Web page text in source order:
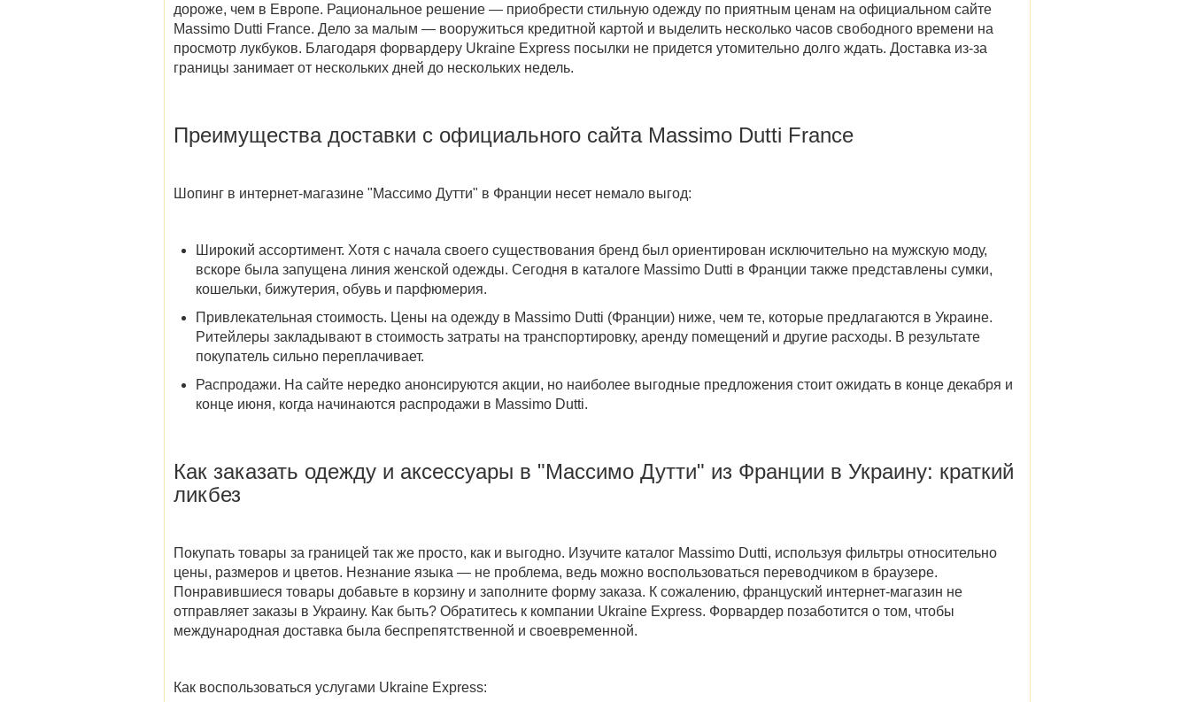
дороже, чем в Европе. Рациональное решение — приобрести стильную одежду по приятным ценам на официальном сайте
Massimo Dutti France. Дело за малым — вооружиться кредитной картой и выделить несколько часов свободного времени на
просмотр лукбуков. Благодаря форвардеру Ukraine Express посылки не придется утомительно долго ждать. Доставка из-за
границы занимает от нескольких дней до нескольких недель.
Преимущества доставки с официального сайта Massimo Dutti France
Шопинг в интернет-магазине "Массимо Дутти" в Франции несет немало выгод:
Широкий ассортимент. Хотя с начала своего существования бренд был ориентирован исключительно на мужскую моду,
вскоре была запущена линия женской одежды. Сегодня в каталоге Massimo Dutti в Франции также представлены сумки,
кошельки, бижутерия, обувь и парфюмерия.
Привлекательная стоимость. Цены на одежду в Massimo Dutti (Франции) ниже, чем те, которые предлагаются в Украине.
Ритейлеры закладывают в стоимость затраты на транспортировку, аренду помещений и другие расходы. В результате
покупатель сильно переплачивает.
Распродажи. На сайте нередко анонсируются акции, но наиболее выгодные предложения стоит ожидать в конце декабря и
конце июня, когда начинаются распродажи в Massimo Dutti.
Как заказать одежду и аксессуары в "Массимо Дутти" из Франции в Украину: краткий
ликбез
Покупать товары за границей так же просто, как и выгодно. Изучите каталог Massimo Dutti, используя фильтры относительно
цены, размеров и цветов. Незнание языка — не проблема, ведь можно воспользоваться переводчиком в браузере.
Понравившиеся товары добавьте в корзину и заполните форму заказа. К сожалению, француский интернет-магазин не
отправляет заказы в Украину. Как быть? Обратитесь к компании Ukraine Express. Форвардер позаботится о том, чтобы
международная доставка была беспрепятственной и своевременной.
Как воспользоваться услугами Ukraine Express: